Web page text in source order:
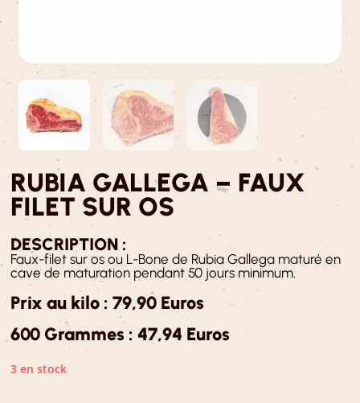
RUBIA GALLEGA – FAUX
FILET SUR OS
DESCRIPTION :
Faux-filet sur os ou L-Bone de Rubia Gallega maturé en
cave de maturation pendant 50 jours minimum.
Prix au kilo : 79,90 Euros
600 Grammes : 47,94 Euros
3 en stock